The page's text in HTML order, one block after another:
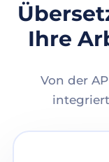
Ihre
Von der